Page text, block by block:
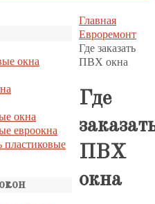
Главная
Евроремонт
Где заказать
ПВХ окна
Где
ПВХ
окна
окна
окна
евроокна
пластиковые